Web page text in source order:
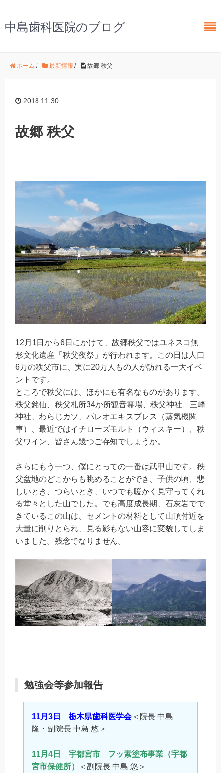
中島歯科医院のブログ
ホーム / 最新情報 / 故郷 秩父
2018.11.30
故郷 秩父
12月1日から6日にかけて、故郷秩父ではユネスコ無
形文化遺産「秩父夜祭」が行われます。この日は人口
6万の秩父市に、実に20万人もの人が訪れる一大イベ
ントです。
ところで秩父には、ほかにも有名なものがあります。
秩父銘仙、秩父札所34か所観音霊場、秩父神社、三峰
神社、わらじカツ、パレオエキスプレス（蒸気機関
車）、最近ではイチローズモルト（ウィスキー）、秩
父ワイン、皆さん幾つご存知でしょうか。
さらにもう一つ、僕にとっての一番は武甲山です。秩
父盆地のどこからも眺めることができ、子供の頃、悲
しいとき、つらいとき、いつでも暖かく見守ってくれ
る堂々とした山でした。でも高度成長期、石灰岩でで
きているこの山は、セメントの材料として山頂付近を
大量に削りとられ、見る影もない山容に変貌してしま
いました。残念でなりません。
勉強会等参加報告
11月3日 栃木県歯科医学会＜院長 中島
隆・副院長 中島 悠＞
11月4 日
宇都宮市 フッ素塗布事業（宇都
宮市保健所）
＜副院長 中島 悠＞